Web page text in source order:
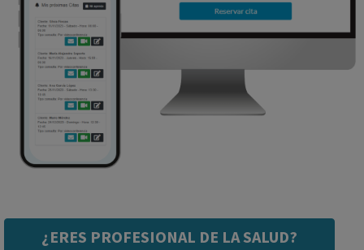
¿ERES PROFESIONAL DE LA SALUD?